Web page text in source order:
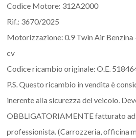
Codice Motore: 312A2000
Rif.: 3670/2025
Motorizzazione: 0.9 Twin Air Benzina
cv
Codice ricambio originale: O.E.
P.S. Questo ricambio in vendita è
inerente alla sicurezza del veicolo.
OBBLIGATORIAMENTE fatturato
professionista. (Carrozzeria, officina